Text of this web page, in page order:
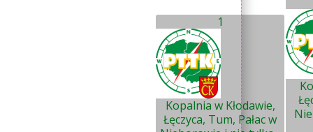
1
Kopalnia w Kłodawie,
Łęczyca, Tum, Pałac w